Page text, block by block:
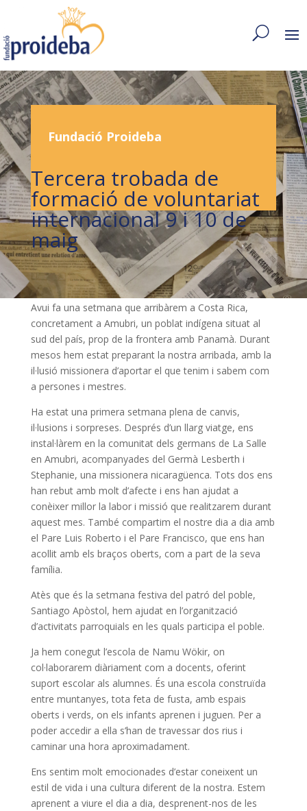
Fundació Proideba
Tercera trobada de
formació de voluntariat
internacional 9 i 10 de
maig
Avui fa una setmana que arribàrem a Costa Rica,
concretament a Amubri, un poblat indígena situat al
sud del país, prop de la frontera amb Panamà. Durant
mesos hem estat preparant la nostra arribada, amb la
il·lusió missionera d’aportar el que tenim i sabem com
a persones i mestres.
Ha estat una primera setmana plena de canvis,
il·lusions i sorpreses. Després d’un llarg viatge, ens
instal·làrem en la comunitat dels germans de La Salle
en Amubri, acompanyades del Germà Lesberth i
Stephanie, una missionera nicaragüenca. Tots dos ens
han rebut amb molt d’afecte i ens han ajudat a
conèixer millor la labor i missió que realitzarem durant
aquest mes. També compartim el nostre dia a dia amb
el Pare Luis Roberto i el Pare Francisco, que ens han
acollit amb els braços oberts, com a part de la seva
família.
Atès que és la setmana festiva del patró del poble,
Santiago Apòstol, hem ajudat en l’organització
d’activitats parroquials en les quals participa el poble.
Ja hem conegut l’escola de Namu Wökir, on
col·laborarem diàriament com a docents, oferint
suport escolar als alumnes. És una escola construïda
entre muntanyes, tota feta de fusta, amb espais
oberts i verds, on els infants aprenen i juguen. Per a
poder accedir a ella s’han de travessar dos rius i
caminar una hora aproximadament.
Ens sentim molt emocionades d’estar coneixent un
estil de vida i una cultura diferent de la nostra. Estem
aprenent a viure el dia a dia, desprenent-nos de les